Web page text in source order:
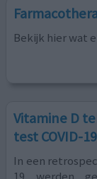
Bekijk hier wat
Vitamine D
test COVID-19
In een